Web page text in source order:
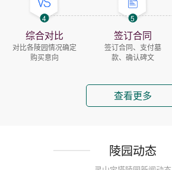
4
综合对比
对比各陵园情况确定
购买意向
5
签订合同
签订合同、支付墓
款、确认碑文
查看更多
陵园动态